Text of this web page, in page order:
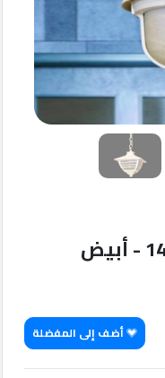
أضف إلى المفضلة